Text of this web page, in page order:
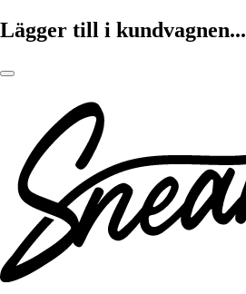
Lägger till i kundvagnen...